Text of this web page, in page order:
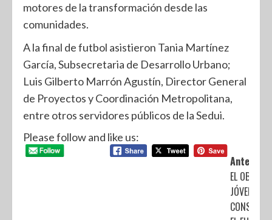
motores de la transformación desde las
comunidades.
A la final de futbol asistieron Tania Martínez
García, Subsecretaria de Desarrollo Urbano;
Luis Gilberto Marrón Agustín, Director General
de Proyectos y Coordinación Metropolitana,
entre otros servidores públicos de la Sedui.
Please follow and like us:
Anterior:
EL
JÓVENES